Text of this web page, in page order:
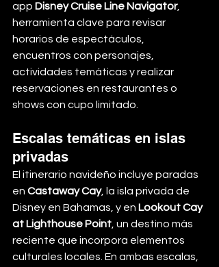
app Disney Cruise Line Navigator,
herramienta clave para revisar
horarios de espectáculos,
encuentros con personajes,
actividades temáticas y realizar
reservaciones en restaurantes o
shows con cupo limitado.
Escalas temáticas en islas
privadas
El itinerario navideño incluye paradas
en Castaway Cay, la isla privada de
Disney en Bahamas, y en Lookout Cay
at Lighthouse Point, un destino más
reciente que incorpora elementos
culturales locales. En ambas escalas,